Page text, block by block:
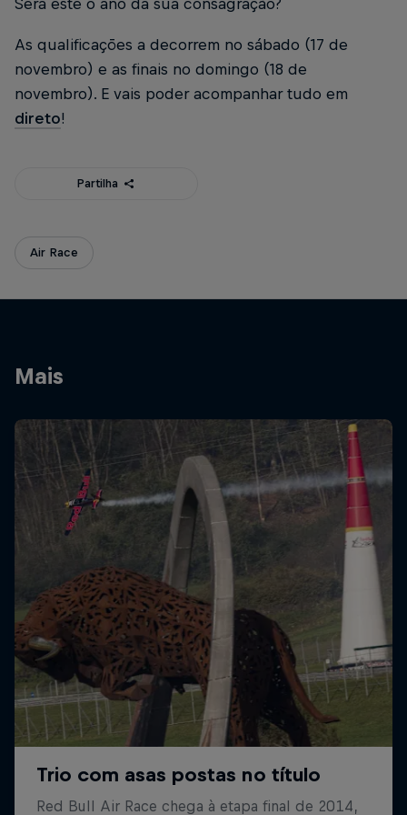
As qualificações a decorrem no sábado (17 de
novembro) e as finais no domingo (18 de
novembro). E vais poder acompanhar tudo em
direto!
Partilha
Air Race
Mais